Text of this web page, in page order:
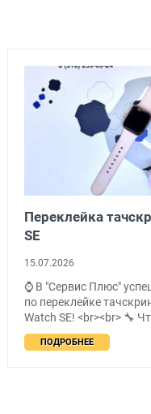
Переклейка
SE
15.07.2026
⌚ В "Сервис Плюс"
по переклейке
Watch SE! <br><br> 🔧
ПОДРОБНЕЕ